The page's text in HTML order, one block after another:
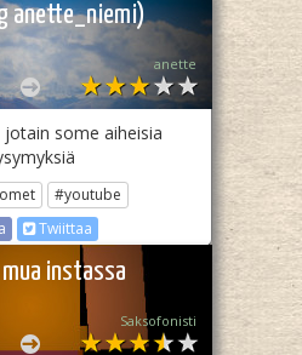
anette_niemi)
anette
jotain some aiheisia
#youtube
Twiittaa
mua instassa
Saksofonisti